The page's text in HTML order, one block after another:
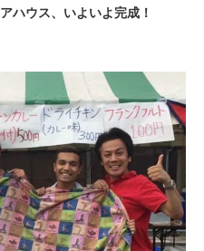
ハウス、いよいよ完成！